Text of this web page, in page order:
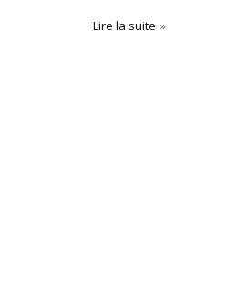
Lire la suite